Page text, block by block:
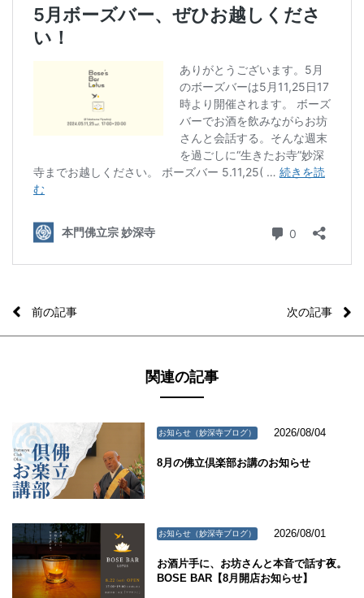
前の記事 次の記事
関連の記事
お知らせ（妙深寺ブログ） 2026/08/04
8月の佛立倶楽部お講のお知らせ
お知らせ（妙深寺ブログ） 2026/08/01
お酒片手に、お坊さんと本音で話す夜。
BOSE BAR【8月開店お知らせ】